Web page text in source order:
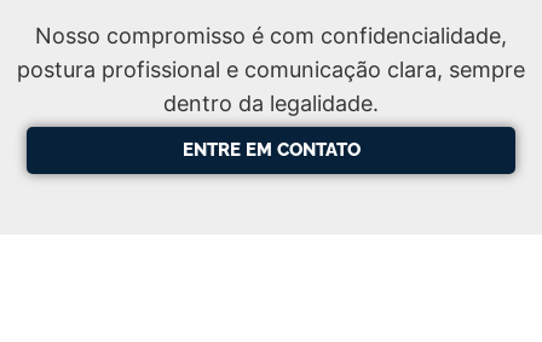
Nosso compromisso é com confidencialidade,
postura profissional e comunicação clara, sempre
dentro da legalidade.
ENTRE EM CONTATO